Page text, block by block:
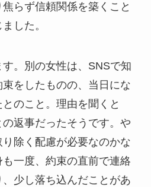
らず信頼関係を築くこと
した。
。別の女性は、SNSで知
をしたものの、当日にな
のこと。理由を聞くと
の返事だったそうです。や
除く配慮が必要なのかな
一度、約束の直前で連絡
少し落ち込んだことがあ